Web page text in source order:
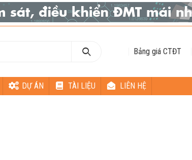
Bảng giá CTĐT
DỰ ÁN TÀI LIỆU LIÊN HỆ